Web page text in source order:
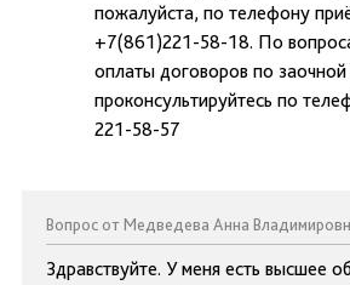
пожалуйста, по телефону
+7(861)221-58-18. По
оплаты договоров по
проконсультируйтесь по
221-58-57
Вопрос от Медведева Анна
Здравствуйте. У меня есть высшее